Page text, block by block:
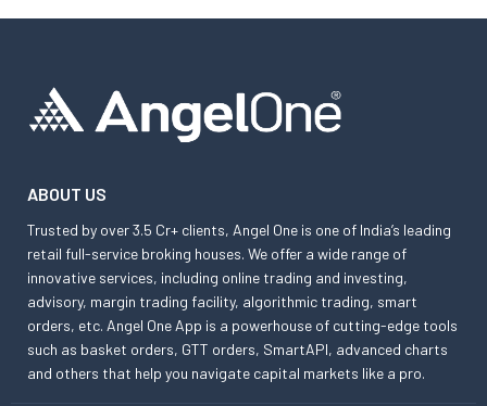
ABOUT US
Trusted by over 3.5 Cr+ clients, Angel One is one of India’s leading
retail full-service broking houses. We offer a wide range of
innovative services, including online trading and investing,
advisory, margin trading facility, algorithmic trading, smart
orders, etc. Angel One App is a powerhouse of cutting-edge tools
such as basket orders, GTT orders, SmartAPI, advanced charts
and others that help you navigate capital markets like a pro.